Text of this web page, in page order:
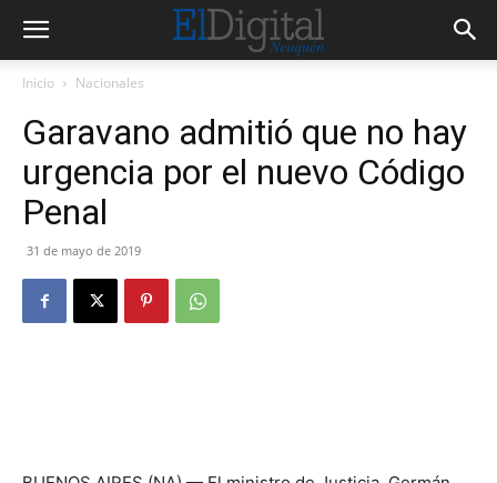
Inicio Nacionales
Garavano admitió que no hay
urgencia por el nuevo Código
Penal
31 de mayo de 2019